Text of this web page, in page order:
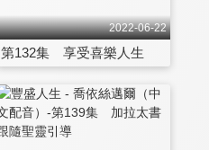
2022-06-22
第132集 享受喜樂人生